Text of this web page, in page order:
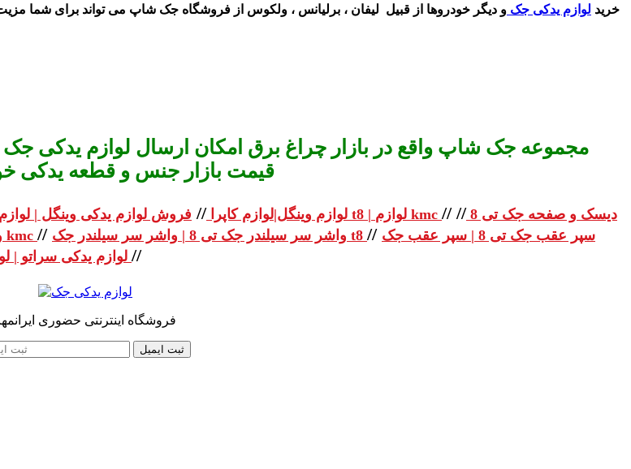
خرید لوازم یدکی جک و دیگر خودروها از قبیل لیفان ، برلیانس ، ولکوس از فروشگاه جک شاپ می تواند برای شما
مجموعه جک شاپ واقع در بازار چراغ برق امکان ارسال لوازم یدکی جک
قیمت بازار جنس و قطعه یدکی خود را
لوازم وینگل|لوازم کاپرا// فروش لوازم یدکی وینگل | لوازم یدکی جک تی 8 | لوازم یدکی جک t8 | لوازم kmc // دیسک و صفحه جک تی 8 //
واشر کامل جک تی 8 | واشر کامل جک kmc // واشر سر سیلندر جک تی 8 | واشر سر سیلندر جک t8 // سپر عقب جک تی 8 | سپر عقب جک
//
فروشگاه اینترنتی حضوری
ثبت ایمیل